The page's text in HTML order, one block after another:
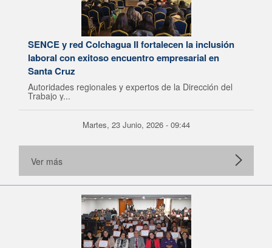
SENCE y red Colchagua II fortalecen la inclusión
laboral con exitoso encuentro empresarial en
Santa Cruz
Autoridades regionales y expertos de la Dirección del
Trabajo y...
Martes, 23 Junio, 2026 - 09:44
Ver más